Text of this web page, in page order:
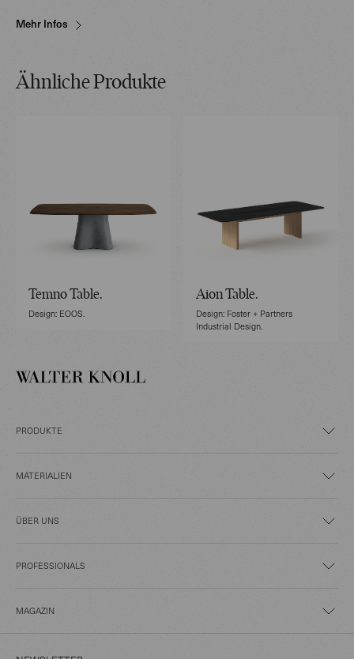
Mehr Infos
Ähnliche Produkte
Temno Table.
Design: EOOS.
Aion Table.
Design: Foster + Partners
Industrial Design.
PRODUKTE
MATERIALIEN
ÜBER UNS
PROFESSIONALS
MAGAZIN